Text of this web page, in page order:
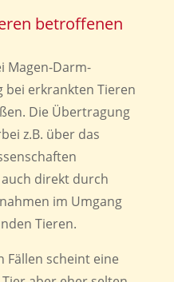
betroffenen
Magen-Darm-
bei erkrankten Tieren
Die Übertragung
z.B. über das
direkt durch
im Umgang
Tieren.
Fällen scheint eine